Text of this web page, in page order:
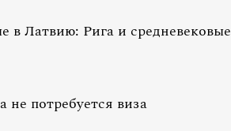
в Латвию: Рига и средневековые
не потребуется виза